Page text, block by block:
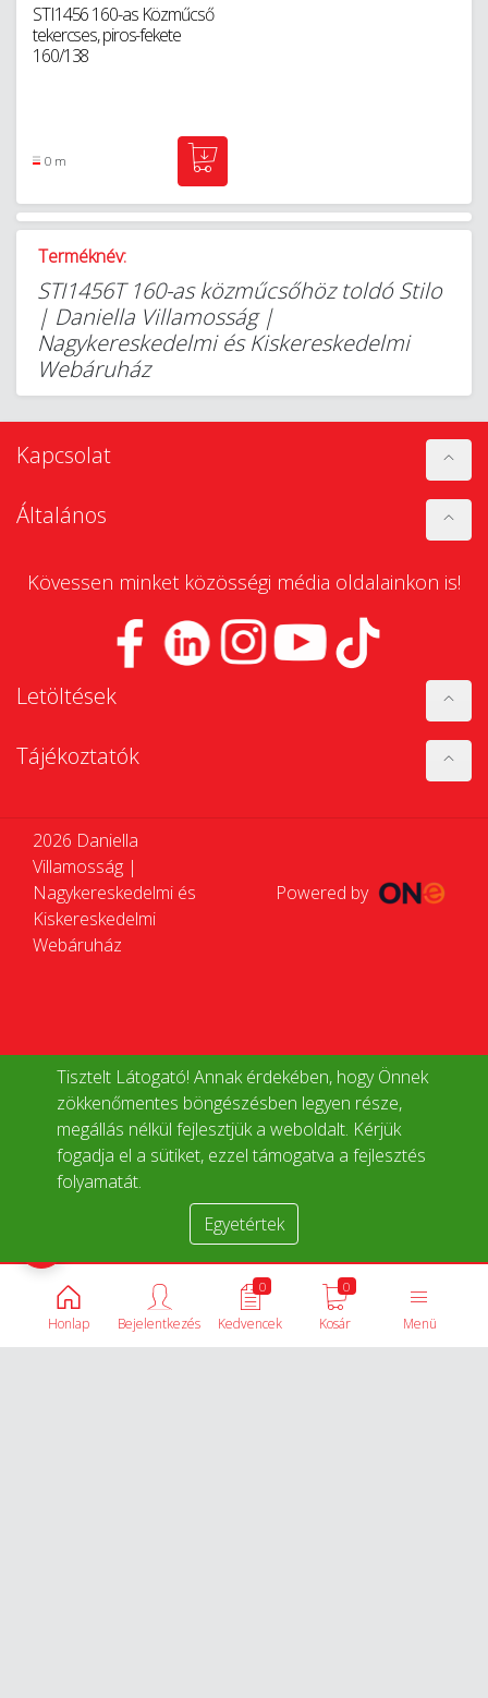
Tisztelt Látogató! Annak érdekében, hogy Önnek
zökkenőmentes böngészésben legyen része,
megállás nélkül fejlesztjük a weboldalt. Kérjük
fogadja el a sütiket, ezzel támogatva a fejlesztés
folyamatát.
Egyetértek
STI1456 160-as Közműcső
tekercses, piros-fekete
160/138
0 m
Terméknév:
STI1456T 160-as közműcsőhöz toldó Stilo
| Daniella Villamosság |
Nagykereskedelmi és Kiskereskedelmi
Webáruház
Kapcsolat
Általános
Kövessen minket közösségi média oldalainkon is!
Letöltések
Tájékoztatók
2026 Daniella
Villamosság |
Nagykereskedelmi és
Kiskereskedelmi
Webáruház
Powered by
Honlap Menü
0
Kosár
0
Kedvencek
Bejelentkezés
Termékek összehasonlítása